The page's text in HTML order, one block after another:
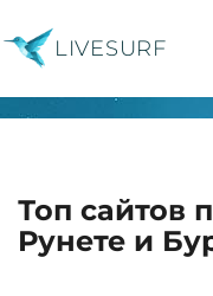
LIVESURF
Топ сайтов
Рунете и